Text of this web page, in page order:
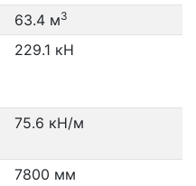
63.4 м3
229.1 кН
75.6 кН/м
7800 мм